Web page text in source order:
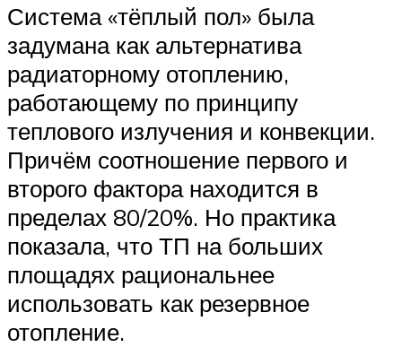
Система «тёплый пол» была
задумана как альтернатива
радиаторному отоплению,
работающему по принципу
теплового излучения и конвекции.
Причём соотношение первого и
второго фактора находится в
пределах 80/20%. Но практика
показала, что ТП на больших
площадях рациональнее
использовать как резервное
отопление.